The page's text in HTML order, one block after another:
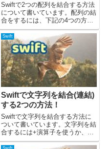
Swiftで2つの配列を結合する方法
について書いています。配列の結
合をするには、下記の4つの方法
があります。・`+`演算子を使
う・`+=`演算子を使う・append
メソッドを使う・flatMapメソッ
ドを使うサンプルコードは、
Swiftバー...
Swift
Swiftで文字列を結合(連結)
する2つの方法！
Swiftで文字列を結合する方法に
ついて書いています。文字列を結
合するには+演算子を使うか、
appendメソッドを使うと良いで